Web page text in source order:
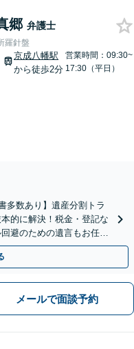
郷 弁護士
羅針盤
京成八幡駅
から徒歩2分
営業時間：09:30~
17:30（平日）
多数あり】遺産分割トラ
的に解決！税金・登記な
避のための遺言もお任せ
の解決実績】
メールで面談予約